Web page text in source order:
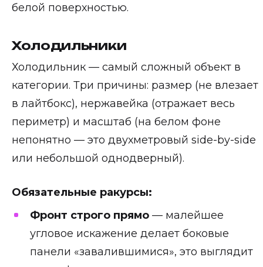
белой поверхностью.
Холодильники
Холодильник — самый сложный объект в
категории. Три причины: размер (не влезает
в лайтбокс), нержавейка (отражает весь
периметр) и масштаб (на белом фоне
непонятно — это двухметровый side-by-side
или небольшой однодверный).
Обязательные ракурсы:
Фронт строго прямо— малейшее
угловое искажение делает боковые
панели «завалившимися», это выглядит